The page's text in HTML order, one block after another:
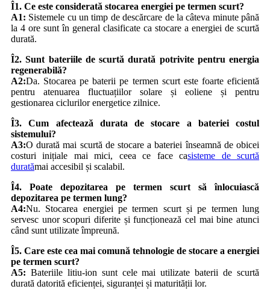
Î1. Ce este considerată stocarea energiei pe termen scurt?
A1: Sistemele cu un timp de descărcare de la câteva minute până
la 4 ore sunt în general clasificate ca stocare a energiei de scurtă
durată.
Î2. Sunt bateriile de scurtă durată potrivite pentru energia
regenerabilă?
A2:Da. Stocarea pe baterii pe termen scurt este foarte eficientă
pentru atenuarea fluctuațiilor solare și eoliene și pentru
gestionarea ciclurilor energetice zilnice.
Î3. Cum afectează durata de stocare a bateriei costul
sistemului?
A3:O durată mai scurtă de stocare a bateriei înseamnă de obicei
costuri inițiale mai mici, ceea ce face casisteme de scurtă
duratămai accesibil și scalabil.
Î4. Poate depozitarea pe termen scurt să înlocuiască
depozitarea pe termen lung?
A4:Nu. Stocarea energiei pe termen scurt și pe termen lung
servesc unor scopuri diferite și funcționează cel mai bine atunci
când sunt utilizate împreună.
Î5. Care este cea mai comună tehnologie de stocare a energiei
pe termen scurt?
A5: Bateriile litiu-ion sunt cele mai utilizate baterii de scurtă
durată datorită eficienței, siguranței și maturității lor.